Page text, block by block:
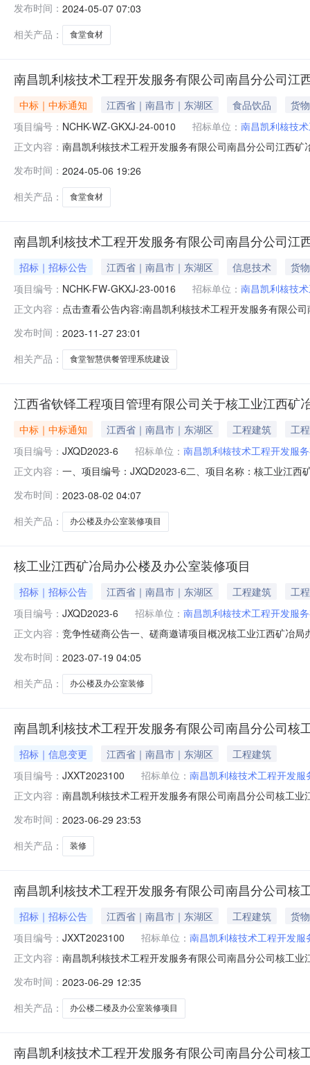
经评审采购结果已确定/成交候选人公示期已经结束，现
分公司江西矿冶局食堂、
发布时间： 2024-05-07 07:03
相关产品：
食堂食材
南昌凯利核技术工程开发服务有限公司南昌分公司
中标｜中标通知 江西省｜南昌市｜东湖区 食品饮品
货物
项目编号： NCHK-WZ-GKXJ-24-0010 招标单位： 南昌凯利核技
正文内容： 南昌凯利核技术工程开发服务有限公司南昌分公司江西
食堂食材供货项目采购项目经评审采购结果已确定/成交
工程开发服务有限公司南昌分公
发布时间： 2024-05-06 19:26
相关产品：
食堂食材
南昌凯利核技术工程开发服务有限公司南昌分公司
招标｜招标公告 江西省｜南昌市｜东湖区 信息技术
货物
项目编号： NCHK-FW-GKXJ-23-0016 招标单位： 南昌凯利核技
正文内容： 点击查看公告内容:南昌凯利核技术工程开发服务有限公
系统建设项目2.项目编号：NCHK-FW-GKXJ-23-00163.
发布时间： 2023-11-27 23:01
相关产品：
食堂智慧供餐管理系统建设
江西省钦铎工程项目管理有限公司关于核工业江西
中标｜中标通知 江西省｜南昌市｜东湖区 工程建筑
工程
项目编号： JXQD2023-6 招标单位： 南昌凯利核技术工程开发服
正文内容： 一、项目编号：JXQD2023-6二、项目名称：核工业江
施工范围施工工期项目经理执业证书信息核工业江西矿
日起1个工作日
发布时间： 2023-08-02 04:07
相关产品：
办公楼及办公室装修项目
核工业江西矿冶局办公楼及办公室装修项目
招标｜招标公告 江西省｜南昌市｜东湖区 工程建筑
工程
项目编号： JXQD2023-6 招标单位： 南昌凯利核技术工程开发服
正文内容： 竞争性磋商公告一、磋商邀请项目概况核工业江西矿冶
量预算JXQD2023-6核工业江西矿冶局办公楼及办公室
发布时间： 2023-07-19 04:05
相关产品：
办公楼及办公室装修
南昌凯利核技术工程开发服务有限公司南昌分公司
招标｜信息变更 江西省｜南昌市｜东湖区
工程建筑
项目编号： JXXT2023100 招标单位： 南昌凯利核技术工程开发
正文内容： 南昌凯利核技术工程开发服务有限公司南昌分公司核工
按以下方式联系2.采购代理机构信息名称：江西信投工
系人：陶女士
发布时间： 2023-06-29 23:53
相关产品：
装修
南昌凯利核技术工程开发服务有限公司南昌分公司
招标｜招标公告 江西省｜南昌市｜东湖区 工程建筑
货物
项目编号： JXXT2023100 招标单位： 南昌凯利核技术工程开发
正文内容： 南昌凯利核技术工程开发服务有限公司南昌分公司核工
一、项目基本情况项目编号：JXXT2023100项目名称：
项目编号：
发布时间： 2023-06-29 12:35
相关产品：
办公楼二楼及办公室装修项目
南昌凯利核技术工程开发服务有限公司南昌分公司